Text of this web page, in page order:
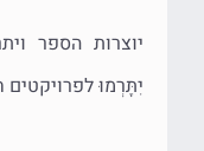
יוצרות הספר
יִתָּרְמוּ לפרויקטים